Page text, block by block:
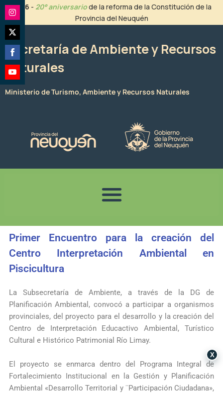
contenido
2026 - 20° aniversariode la reforma de la Constitución de la
Provincia del Neuquén
Secretaría de Ambiente y Recursos
Naturales
Ministerio de Turismo, Ambiente y Recursos Naturales
Primer Encuentro para la creación del
Centro Interpretación Ambiental en
Piscicultura
La Subsecretaría de Ambiente​, a través de la DG de
Planificación Ambiental, convocó a participar a organismos
provinciales, del proyecto para el desarrollo y la creación del
Centro de Interpretación Educactivo Ambiental, Turístico
Cultural e Histórico Patrimonial Río Limay.
El proyecto se enmarca dentro del Programa Integral de
Fortalecimiento Institucional en la Gestión y Planificación
Ambiental «Desarrollo Territorial y ¨Participación Ciudadana»,
Share
on
Instagram
Share
on
Twitter
Share
on
Facebook
Share
on
X